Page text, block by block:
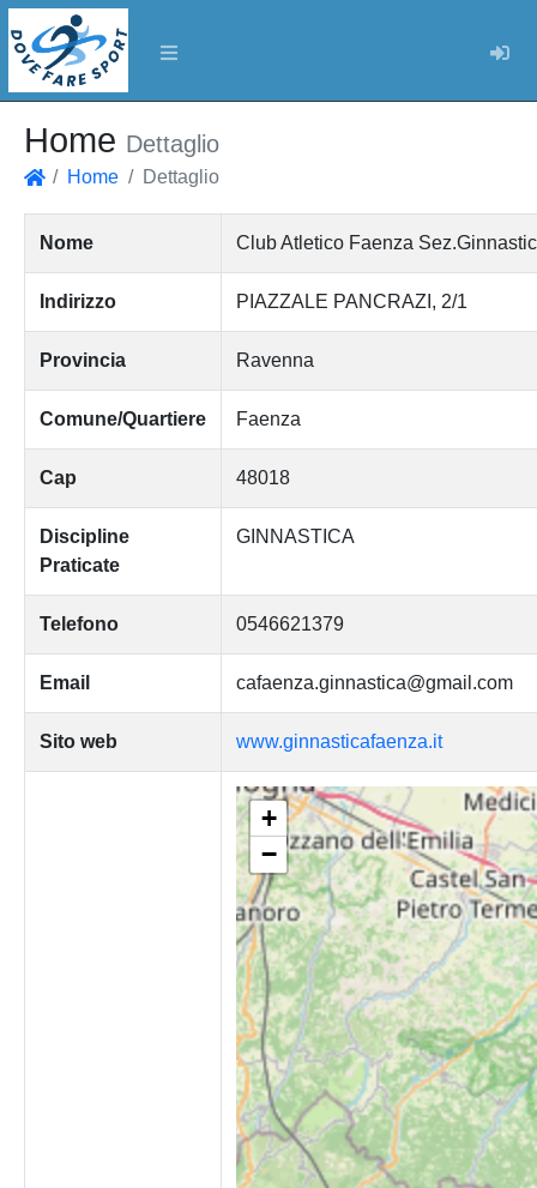
Home Dettaglio
Home Dettaglio
Nome Club Atletico Faenza
Indirizzo PIAZZALE PANCRAZI, 2/1
Provincia Ravenna
Comune/Quartiere Faenza
Cap 48018
Discipline
Praticate
GINNASTICA
Telefono 0546621379
Email cafaenza.ginnastica@gmail.com
Sito web www.ginnasticafaenza.it
+
−